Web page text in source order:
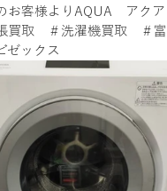
計買取 家具買取
取 エアコン買取
、アクセサリー買取 電
お客様よりAQUA　アク
買取　＃洗濯機買取　＃
ゼックス